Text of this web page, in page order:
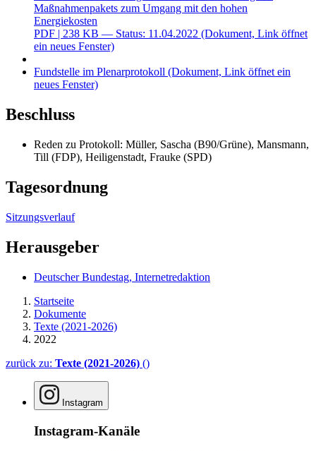
Maßnahmenpakets zum Umgang mit den hohen
Energiekosten
PDF | 238 KB — Status: 11.04.2022 (Dokument, Link öffnet
ein neues Fenster)
Fundstelle im Plenarprotokoll (Dokument, Link öffnet ein
neues Fenster)
Beschluss
Reden zu Protokoll: Müller, Sascha (B90/Grüne), Mansmann,
Till (FDP), Heiligenstadt, Frauke (SPD)
Tagesordnung
Sitzungsverlauf
Herausgeber
Deutscher Bundestag, Internetredaktion
Startseite
Dokumente
Texte (2021-2026)
2022
zurück zu: Texte (2021-2026) ()
Instagram
Instagram-Kanäle